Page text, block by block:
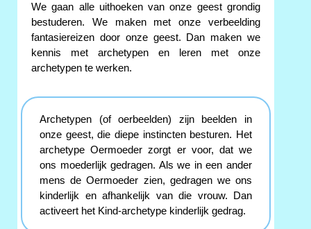
We gaan alle uithoeken van onze geest grondig
bestuderen. We maken met onze verbeelding
fantasiereizen door onze geest. Dan maken we
kennis met archetypen en leren met onze
archetypen te werken.
Archetypen (of oerbeelden) zijn beelden in
onze geest, die diepe instincten besturen. Het
archetype Oermoeder zorgt er voor, dat we
ons moederlijk gedragen. Als we in een ander
mens de Oermoeder zien, gedragen we ons
kinderlijk en afhankelijk van die vrouw. Dan
activeert het Kind-archetype kinderlijk gedrag.